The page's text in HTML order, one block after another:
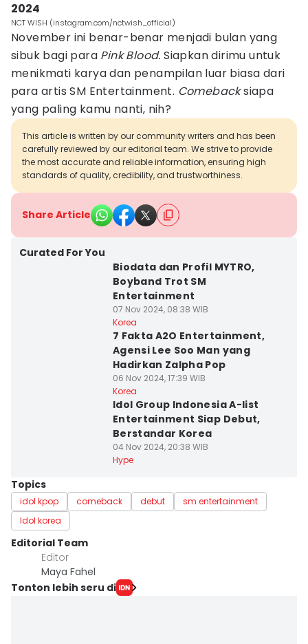
2024
NCT WISH (instagram.com/nctwish_official)
November ini benar-benar menjadi bulan yang
sibuk bagi para Pink Blood.Siapkan dirimu untuk
menikmati karya dan penampilan luar biasa dari
para artis SM Entertainment. Comebacksiapa
yang paling kamu nanti, nih?
This article is written by our community writers and has been
carefully reviewed by our editorial team. We strive to provide
the most accurate and reliable information, ensuring high
standards of quality, credibility, and trustworthiness.
Share Article
Curated For You
Biodata dan Profil MYTRO,
Boyband Trot SM
Entertainment
07 Nov 2024, 08:38 WIB
Korea
7 Fakta A2O Entertainment,
Agensi Lee Soo Man yang
Hadirkan Zalpha Pop
06 Nov 2024, 17:39 WIB
Korea
Idol Group Indonesia A-list
Entertainment Siap Debut,
Berstandar Korea
04 Nov 2024, 20:38 WIB
Hype
Topics
idol kpop comeback debut
sm entertainment
Idol korea
Editorial Team
Editor
Maya Fahel
Tonton lebih seru di